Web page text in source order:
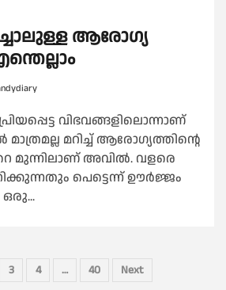
ആരോഗ്യ
വിഭവങ്ങളിലൊന്നാണ്
മറിച്ച് ആരോഗ്യത്തി​ന്റെ
മുന്നിലാണ് അവിൽ. വളരെ
പെട്ടെന്ന് ഊർജ്ജം
3 4 … 40 Next